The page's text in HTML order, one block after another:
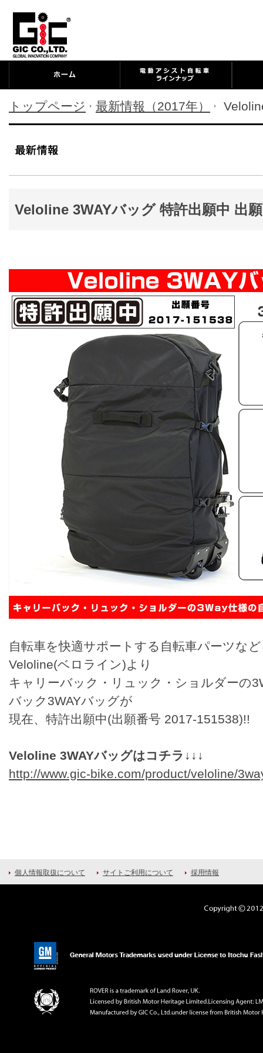
トップページ 最新情報（2017年）
Veloline 3WAYバッグ 特許出願中 出
自転車を快適サポートする自転車パーツな
Veloline(ベロライン)より
キャリーバック・リュック・ショルダーの
バック3WAYバッグが
現在、特許出願中(出願番号 2017-151538)!!
Veloline 3WAYバッグはコチラ↓↓↓
http://www.gic-bike.com/product/veloline/
個人情報取扱について サイトご利用について 採用情報